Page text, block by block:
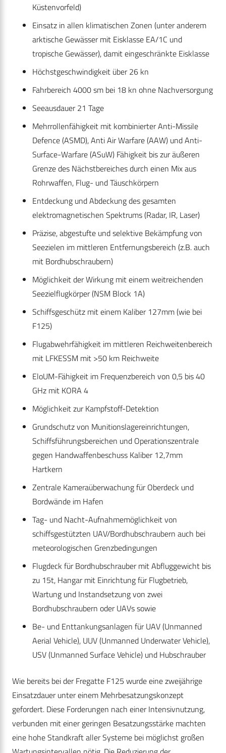
Küstenvorfeld)
Einsatz in allen klimatischen Zonen (unter anderem
arktische Gewässer mit Eisklasse EA/1C und
tropische Gewässer), damit eingeschränkte Eisklasse
Höchstgeschwindigkeit über 26 kn
Fahrbereich 4000 sm bei 18 kn ohne Nachversorgung
Seeausdauer 21 Tage
Mehrrollenfähigkeit mit kombinierter Anti-Missile
Defence (ASMD), Anti Air Warfare (AAW) und Anti-
Surface-Warfare (ASuW) Fähigkeit bis zur äußeren
Grenze des Nächstbereiches durch einen Mix aus
Rohrwaffen, Flug- und Täuschkörpern
Entdeckung und Abdeckung des gesamten
elektromagnetischen Spektrums (Radar, IR, Laser)
Präzise, abgestufte und selektive Bekämpfung von
Seezielen im mittleren Entfernungsbereich (z.B. auch
mit Bordhubschraubern)
Möglichkeit der Wirkung mit einem weitreichenden
Seezielflugkörper (NSM Block 1A)
Schiffsgeschütz mit einem Kaliber 127mm (wie bei
F125)
Flugabwehrfähigkeit im mittleren Reichweitenbereich
mit LFKESSM mit >50 km Reichweite
EloUM-Fähigkeit im Frequenzbereich von 0,5 bis 40
GHz mit KORA 4
Möglichkeit zur Kampfstoff-Detektion
Grundschutz von Munitionslagereinrichtungen,
Schiffsführungsbereichen und Operationszentrale
gegen Handwaffenbeschuss Kaliber 12,7mm
Hartkern
Zentrale Kameraüberwachung für Oberdeck und
Bordwände im Hafen
Tag- und Nacht-Aufnahmemöglichkeit von
schiffsgestützten UAV/Bordhubschraubern auch bei
meteorologischen Grenzbedingungen
Flugdeck für Bordhubschrauber mit Abfluggewicht bis
zu 15t, Hangar mit Einrichtung für Flugbetrieb,
Wartung und Instandsetzung von zwei
Bordhubschraubern oder UAVs sowie
Be- und Enttankungsanlagen für UAV (Unmanned
Aerial Vehicle), UUV (Unmanned Underwater Vehicle),
USV (Unmanned Surface Vehicle) und Hubschrauber
Wie bereits bei der Fregatte F125 wurde eine zweijährige
Einsatzdauer unter einem Mehrbesatzungskonzept
gefordert. Diese Forderungen nach einer Intensivnutzung,
verbunden mit einer geringen Besatzungsstärke machten
eine hohe Standkraft aller Systeme bei möglichst großen